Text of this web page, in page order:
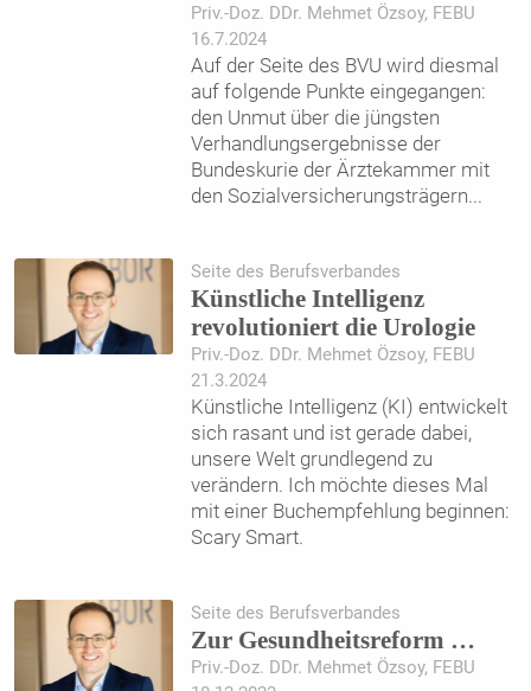
Priv.-Doz. DDr. Mehmet Özsoy, FEBU
16.7.2024
Auf der Seite des BVU wird diesmal
auf folgende Punkte eingegangen:
den Unmut über die jüngsten
Verhandlungsergebnisse der
Bundeskurie der Ärztekammer mit
den Sozialversicherungsträgern...
Seite des Berufsverbandes
​Künstliche Intelligenz
revolutioniert die Urologie
Priv.-Doz. DDr. Mehmet Özsoy, FEBU
21.3.2024
Künstliche Intelligenz (KI) entwickelt
sich rasant und ist gerade dabei,
unsere Welt grundlegend zu
verändern. Ich möchte dieses Mal
mit einer Buchempfehlung beginnen:
Scary Smart.
Seite des Berufsverbandes
​Zur Gesundheitsreform …
Priv.-Doz. DDr. Mehmet Özsoy, FEBU